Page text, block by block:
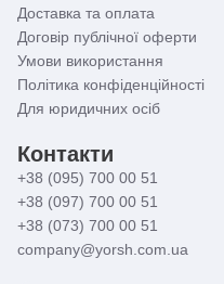
Доставка та оплата
Договір публічної оферти
Умови використання
Політика конфіденційності
Для юридичних осіб
Контакти
+38 (095) 700 00 51
+38 (097) 700 00 51
+38 (073) 700 00 51
company@yorsh.com.ua